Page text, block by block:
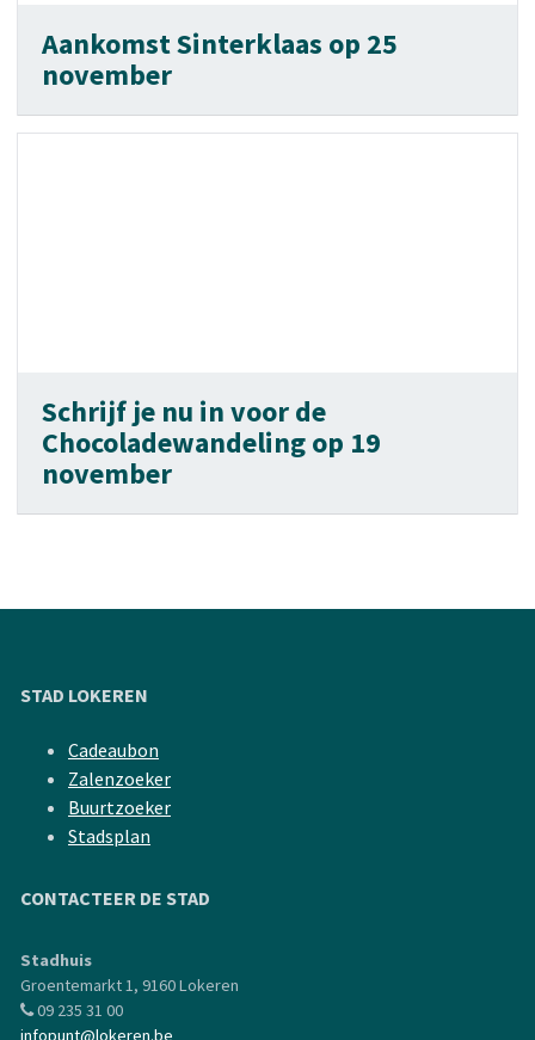
Aankomst Sinterklaas op 25
november
Schrijf je nu in voor de
Chocoladewandeling op 19
november
STAD LOKEREN
Cadeaubon
Zalenzoeker
Buurtzoeker
Stadsplan
CONTACTEER DE STAD
Stadhuis
Groentemarkt 1, 9160 Lokeren
09 235 31 00
infopunt@lokeren.be